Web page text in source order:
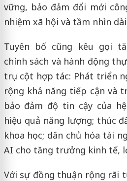
vững, bảo đảm đổi mới
nhiệm xã hội và tầm nhìn
Tuyên bố cũng kêu gọi
chính sách và hành động
trụ cột hợp tác: Phát triển
rộng khả năng tiếp cận và
bảo đảm độ tin cậy của
hiệu quả năng lượng; thúc
khoa học; dân chủ hóa tài
AI cho tăng trưởng kinh tế,
Với sự đồng thuận rộng rãi